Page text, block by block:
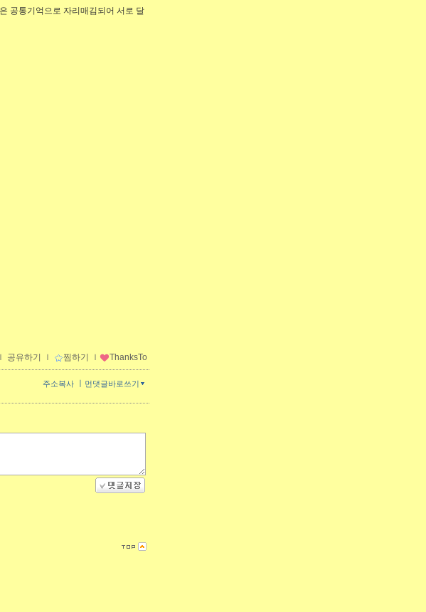
공통기억으로 자리매김되어 서로 달
ｌ 공유하기 ｌ 찜하기 ｌ ThanksTo
먼댓글바로쓰기
주소복사